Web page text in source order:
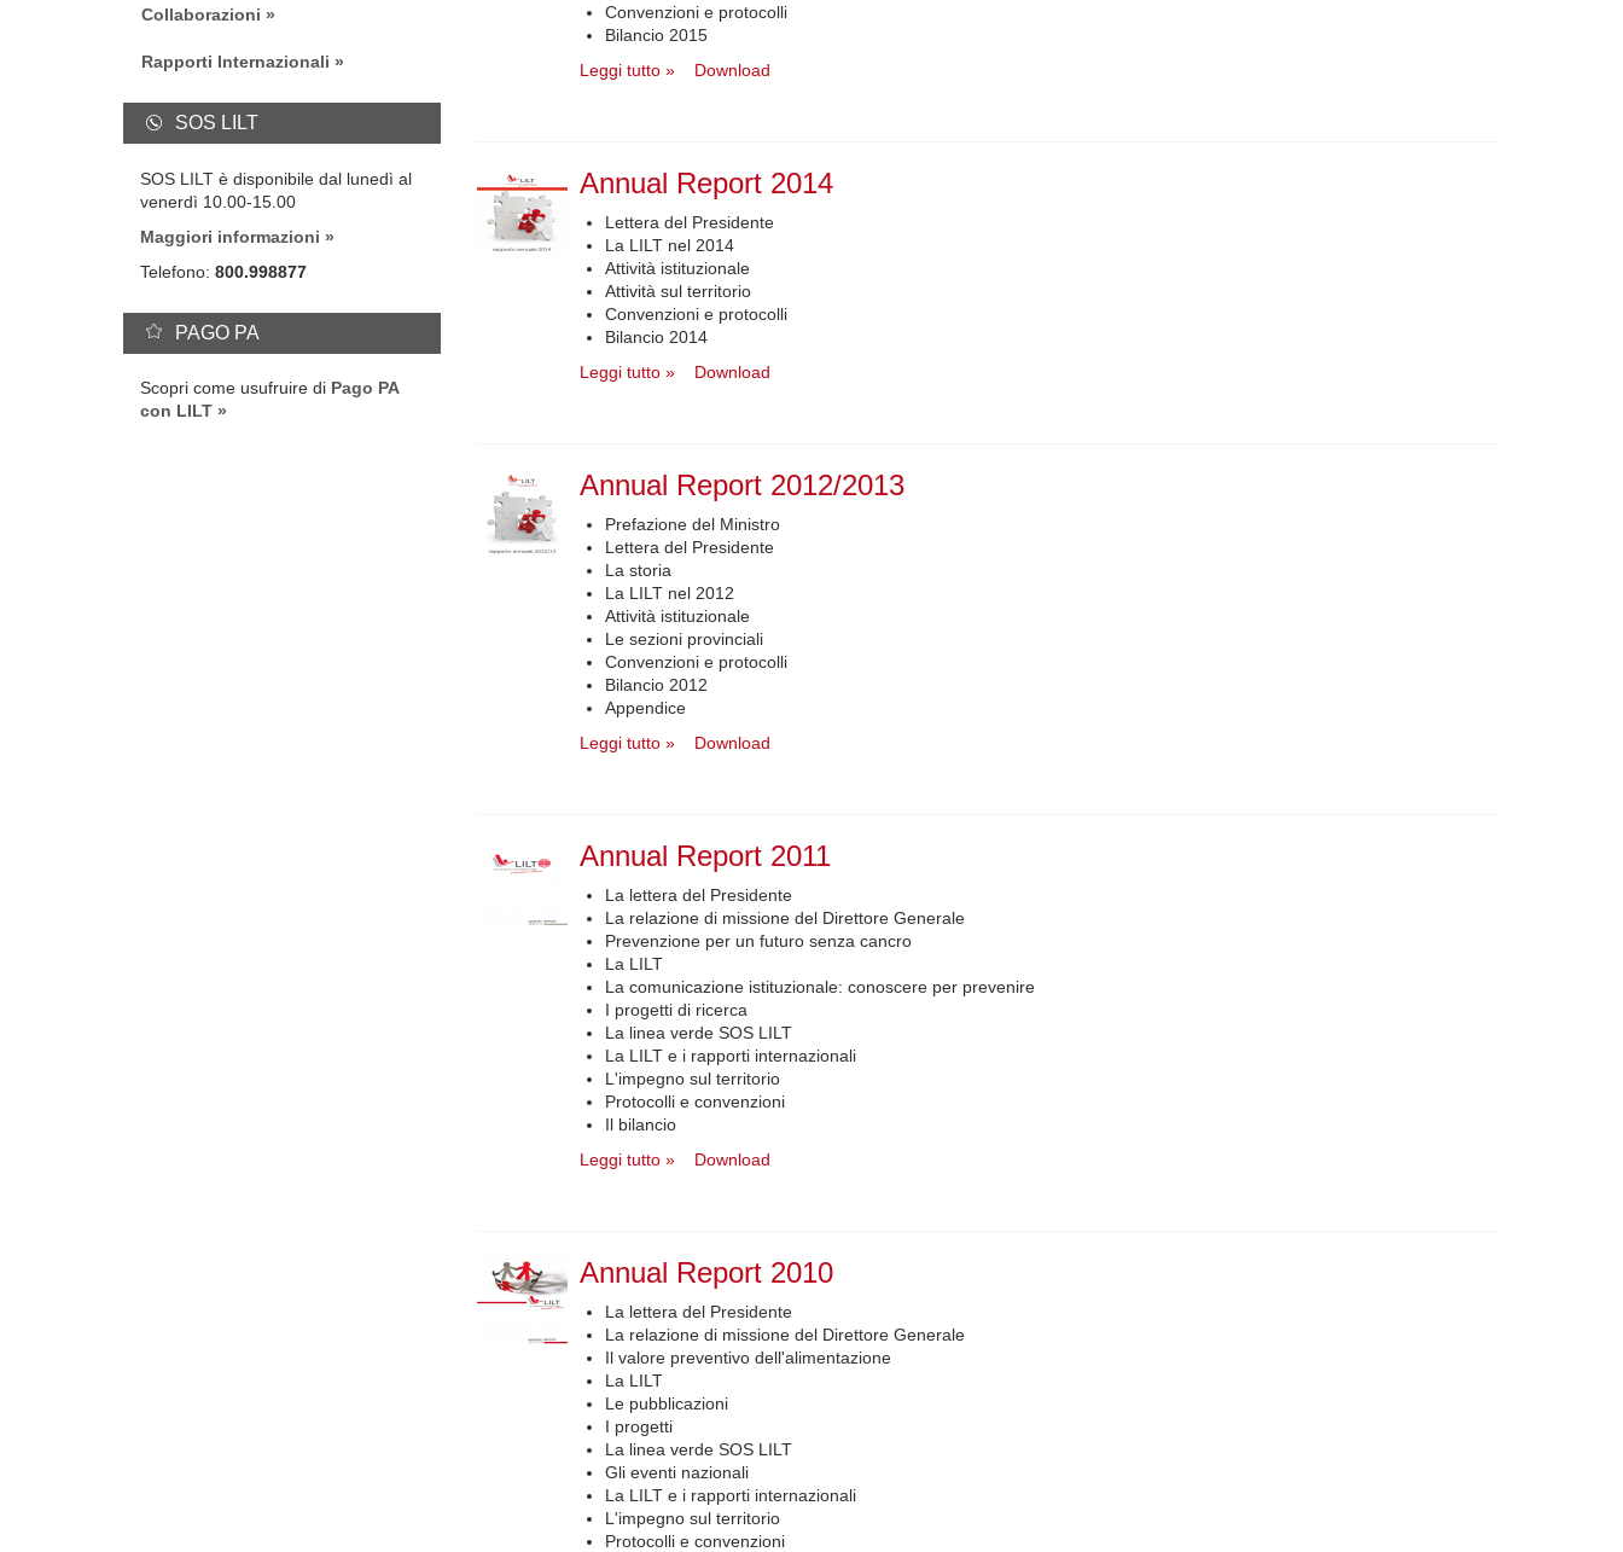
Collaborazioni
Rapporti Internazionali
SOS LILT
SOS LILT è disponibile dal lunedì al
venerdì 10.00-15.00
Maggiori informazioni
Telefono: 800.998877
PAGO PA
Scopri come usufruire di Pago PA
con LILT
Convenzioni e protocolli
Bilancio 2015
Leggi tutto »
Download
Annual Report 2014
Lettera del Presidente
La LILT nel 2014
Attività istituzionale
Attività sul territorio
Convenzioni e protocolli
Bilancio 2014
Leggi tutto »
Download
Annual Report 2012/2013
Prefazione del Ministro
Lettera del Presidente
La storia
La LILT nel 2012
Attività istituzionale
Le sezioni provinciali
Convenzioni e protocolli
Bilancio 2012
Appendice
Leggi tutto »
Download
Annual Report 2011
La lettera del Presidente
La relazione di missione del Direttore Generale
Prevenzione per un futuro senza cancro
La LILT
La comunicazione istituzionale: conoscere per prevenire
I progetti di ricerca
La linea verde SOS LILT
La LILT e i rapporti internazionali
L'impegno sul territorio
Protocolli e convenzioni
Il bilancio
Leggi tutto »
Download
Annual Report 2010
La lettera del Presidente
La relazione di missione del Direttore Generale
Il valore preventivo dell'alimentazione
La LILT
Le pubblicazioni
I progetti
La linea verde SOS LILT
Gli eventi nazionali
La LILT e i rapporti internazionali
L'impegno sul territorio
Protocolli e convenzioni